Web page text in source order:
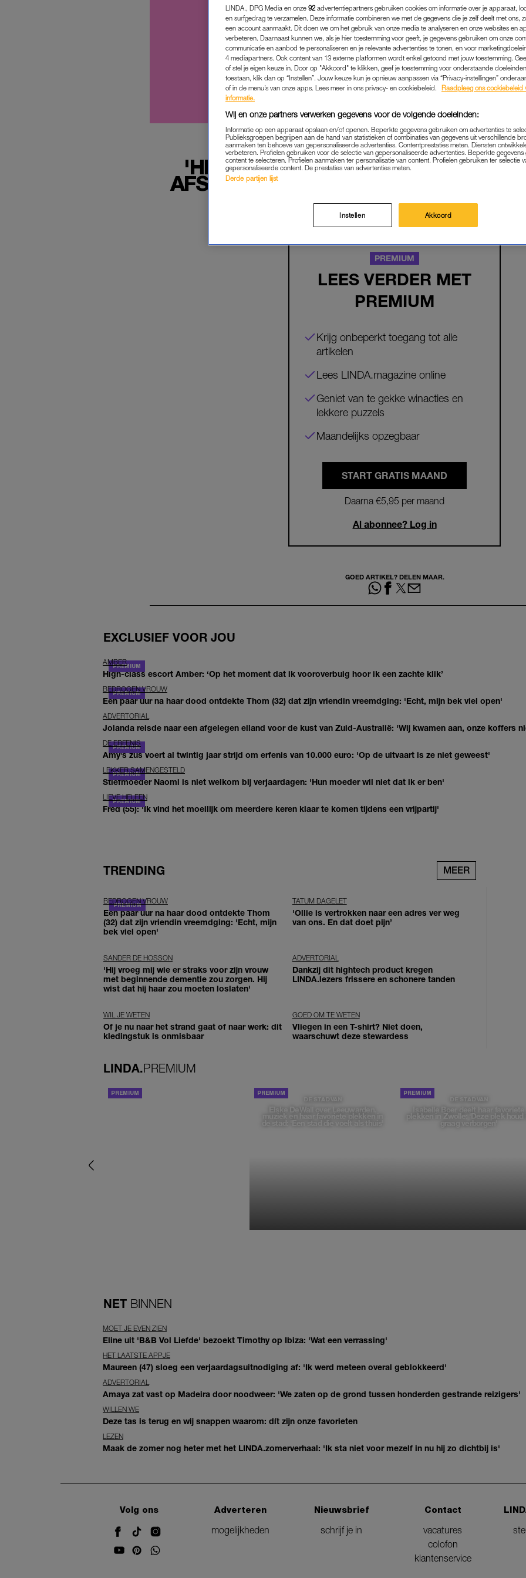
'HIJ HAD GAS, LICHT EN
AFSLUITEN, ZODAT IK HALF
ONTTAKELD HUIS
SEX & RELATIES|VERLATEN VROUW
27-05-2025 CORINE KOOLE
PREMIUM
LEES VERDER MET
PREMIUM
Krijg onbeperkt toegang tot alle
artikelen
Lees LINDA.magazine online
Geniet van te gekke winacties en
lekkere puzzels
Maandelijks opzegbaar
START GRATIS MAAND
Daarna €5,95 per maand
Al abonnee? Log in
GOED ARTIKEL? DELEN MAAR.
EXCLUSIEF VOOR JOU
AMBER
High-class escort Amber: ‘Op het moment dat ik vooroverbuig hoor ik een zachte klik’
BEDROGEN VROUW
Een paar uur na haar dood ontdekte Thom (32) dat zijn vriendin vreemdging: 'Echt, mijn bek viel open'
ADVERTORIAL
Jolanda reisde naar een afgelegen eiland voor de kust van Zuid-Australië: 'Wij kwamen aan, onze koffers
DE ERFENIS
Amy’s zus voert al twintig jaar strijd om erfenis van 10.000 euro: 'Op de uitvaart is ze niet geweest'
LEKKER SAMENGESTELD
Stiefmoeder Naomi is niet welkom bij verjaardagen: 'Hun moeder wil niet dat ik er ben'
LIEVE HELEEN
Fred (55): 'Ik vind het moeilijk om meerdere keren klaar te komen tijdens een vrijpartij'
TRENDING MEER
BEDROGEN VROUW
Een paar uur na haar dood ontdekte Thom
(32) dat zijn vriendin vreemdging: 'Echt, mijn
bek viel open'
TATUM DAGELET
'Ollie is vertrokken naar een adres ver weg
van ons. En dat doet pijn’
SANDER DE HOSSON
'Hij vroeg mij wie er straks voor zijn vrouw
met beginnende dementie zou zorgen. Hij
wist dat hij haar zou moeten loslaten'
ADVERTORIAL
Dankzij dit hightech product kregen
LINDA.lezers frissere en schonere tanden
WIL JE WETEN
Of je nu naar het strand gaat of naar werk: dit
kledingstuk is onmisbaar
GOED OM TE WETEN
Vliegen in een T-shirt? Niet doen,
waarschuwt deze stewardess
LINDA.PREMIUM
DE STAD VAN
Elske DeWall over Leeuwarden,
muziek en haar favoriete plekken in
de stad: 'Een stad die voelt als thuis'
DE STAD VAN
Isabelle Boer deelt haar favoriete
plekken in Zwolle: 'Deze plek houd
graag verborgen'
NET BINNEN
MOET JE EVEN ZIEN
Eline uit 'B&B Vol Liefde' bezoekt Timothy op Ibiza: 'Wat een verrassing'
HET LAATSTE APPJE
Maureen (47) sloeg een verjaardagsuitnodiging af: 'Ik werd meteen overal geblokkeerd'
ADVERTORIAL
Amaya zat vast op Madeira door noodweer: 'We zaten op de grond tussen honderden gestrande reizigers'
WILLEN WE
Deze tas is terug en wij snappen waarom: dít zijn onze favorieten
LEZEN
Maak de zomer nog heter met het LINDA.zomerverhaal: 'Ik sta niet voor mezelf in nu hij zo dichtbij is'
Volg ons
Adverteren
mogelijkheden
Nieuwsbrief
schrijf je in
Contact
vacatures
colofon
klantenservice
LINDA., DPG Media en onze 92 advertentiepartners gebruiken cookies om informatie over je apparaat,
en surfgedrag te verzamelen. Deze informatie combineren we met de gegevens die je zelf deelt met ons,
een account aanmaakt. Dit doen we om het gebruik van onze media te analyseren en onze websites en
verbeteren. Daarnaast kunnen we, als je hier toestemming voor geeft, je gegevens gebruiken om onze
communicatie en aanbod te personaliseren en je relevante advertenties te tonen, en voor
4 mediapartners. Ook content van 13 externe platformen wordt enkel getoond met jouw toestemming.
of stel je eigen keuze in. Door op "Akkoord" te klikken, geef je toestemming voor onderstaande
toestaan, klik dan op “Instellen”. Jouw keuze kun je opnieuw aanpassen via “Privacy-instellingen”
of in de menu’s van onze apps. Lees meer in ons privacy- en cookiebeleid.
Raadpleeg ons cookiebeleid
informatie.
Wij en onze partners verwerken gegevens voor de volgende doeleinden:
Informatie op een apparaat opslaan en/of openen. Beperkte gegevens gebruiken om advertenties te
Publieksgroepen begrijpen aan de hand van statistieken of combinaties van gegevens uit verschillende
aanmaken ten behoeve van gepersonaliseerde advertenties. Contentprestaties meten. Diensten
verbeteren. Profielen gebruiken voor de selectie van gepersonaliseerde advertenties. Beperkte
content te selecteren. Profielen aanmaken ter personalisatie van content. Profielen gebruiken ter selectie
gepersonaliseerde content. De prestaties van advertenties meten.
Derde partijen lijst
Instellen Akkoord